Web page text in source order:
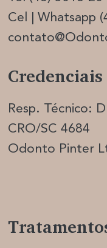
Cel | Whatsapp
Credenciais
Resp. Técnico:
CRO/SC 4684
Odonto Pinter